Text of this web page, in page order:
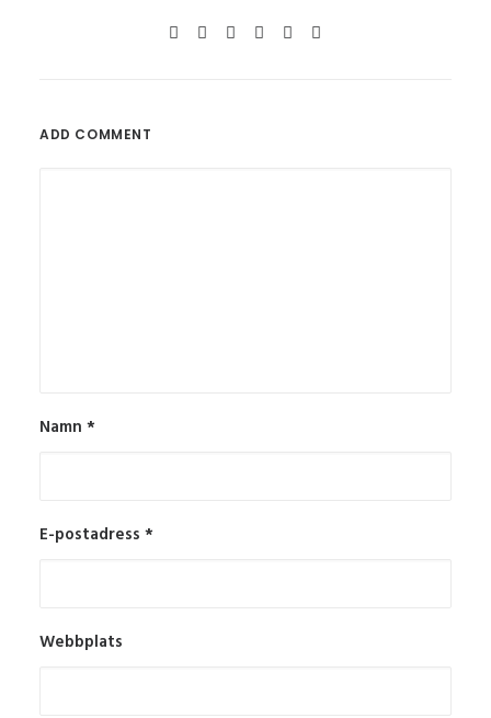
ADD COMMENT
Namn *
E-postadress *
Webbplats